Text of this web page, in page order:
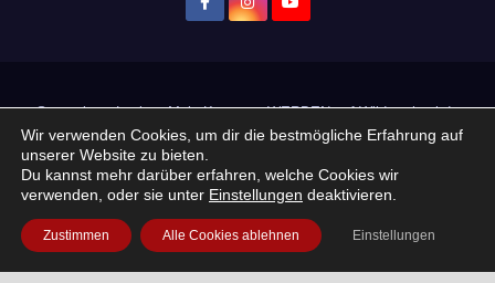
Startseite Login Mein Konto · WERBEN auf Wildwechsel.de
+ Neue Veranstaltung eintragen:
Impressum / Datenschutzerklärung Praktikum, Ausbildung & Jobs
Wir verwenden Cookies, um dir die bestmögliche Erfahrung auf
unserer Website zu bieten.
Du kannst mehr darüber erfahren, welche Cookies wir
verwenden, oder sie unter Einstellungen deaktivieren.
Zustimmen Alle Cookies ablehnen Einstellungen